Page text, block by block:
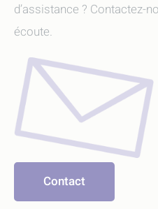
d’assistance ? Contactez-
écoute.
Contact